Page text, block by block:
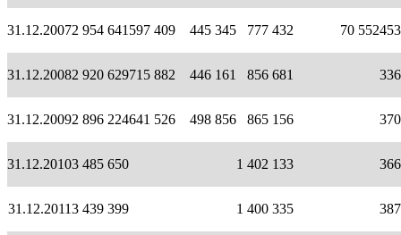
31.12.20072 954 641 597 409 445 345 777 432 70 552
31.12.20082 920 629715 882 446 161 856 681
31.12.20092 896 224641 526 498 856 865 156
31.12.20103 485 650 1 402 133
31.12.20113 439 399 1 400 335